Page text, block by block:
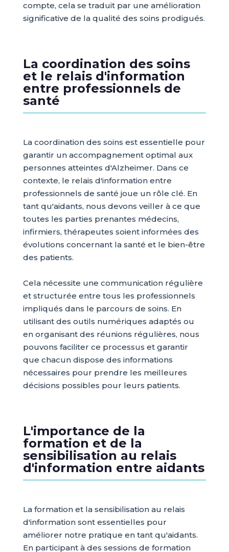
compte, cela se traduit par une amélioration
significative de la qualité des soins prodigués.
La coordination des soins
et le relais d'information
entre professionnels de
santé
La coordination des soins est essentielle pour
garantir un accompagnement optimal aux
personnes atteintes d'Alzheimer. Dans ce
contexte, le relais d'information entre
professionnels de santé joue un rôle clé. En
tant qu'aidants, nous devons veiller à ce que
toutes les parties prenantes médecins,
infirmiers, thérapeutes soient informées des
évolutions concernant la santé et le bien-être
des patients.
Cela nécessite une communication régulière
et structurée entre tous les professionnels
impliqués dans le parcours de soins. En
utilisant des outils numériques adaptés ou
en organisant des réunions régulières, nous
pouvons faciliter ce processus et garantir
que chacun dispose des informations
nécessaires pour prendre les meilleures
décisions possibles pour leurs patients.
L'importance de la
formation et de la
sensibilisation au relais
d'information entre aidants
La formation et la sensibilisation au relais
d'information sont essentielles pour
améliorer notre pratique en tant qu'aidants.
En participant à des sessions de formation